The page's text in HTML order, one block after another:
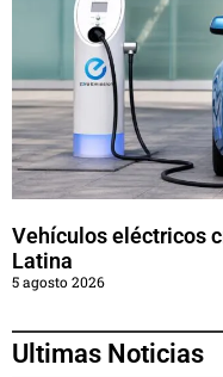
Vehículos eléctricos
Latina
5 agosto 2026
Ultimas Noticias